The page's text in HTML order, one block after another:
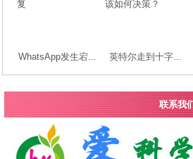
WhatsApp发生宕... 英特尔走到十字...
联系我